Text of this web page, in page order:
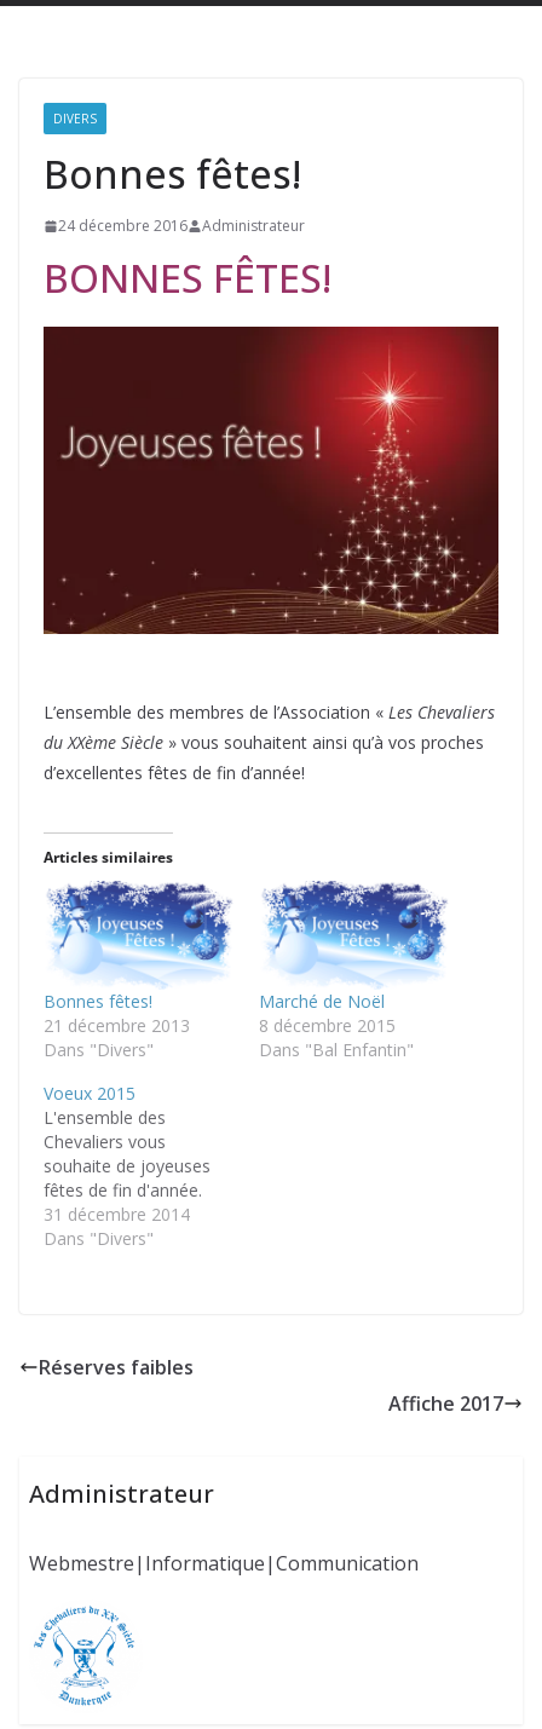
DIVERS
Bonnes fêtes!
24 décembre 2016 Administrateur
BONNES FÊTES!
L’ensemble des membres de l’Association « Les Chevaliers
du XXème Siècle » vous souhaitent ainsi qu’à vos proches
d’excellentes fêtes de fin d’année!
Articles similaires
Bonnes fêtes!
21 décembre 2013
Dans "Divers"
Marché de Noël
8 décembre 2015
Dans "Bal Enfantin"
Voeux 2015
L'ensemble des
Chevaliers vous
souhaite de joyeuses
fêtes de fin d'année.
31 décembre 2014
Dans "Divers"
Réserves faibles
Affiche 2017
Administrateur
Webmestre|Informatique|Communication